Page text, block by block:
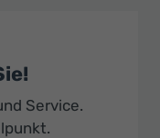
Service.